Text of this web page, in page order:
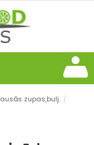
zupas,bulj. /